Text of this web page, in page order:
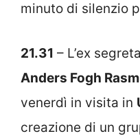
minuto di silenzio
21.31 – L’ex
Anders Fogh
venerdì in visita in
creazione di un